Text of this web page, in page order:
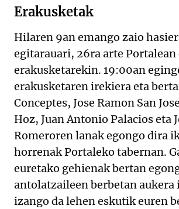
Erakusketak
Hilaren 9an emango zaio
egitarauari, 26ra arte Portalean
erakusketarekin. 19:00an
erakusketaren irekiera eta
Conceptes, Jose Ramon San
Hoz, Juan Antonio Palacios eta
Romeroren lanak egongo dira
horrenak Portaleko tabernan.
euretako gehienak bertan
antolatzaileen berbetan aukera
izango da lehen eskutik euren